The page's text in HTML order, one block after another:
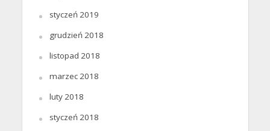
styczeń 2019
grudzień 2018
listopad 2018
marzec 2018
luty 2018
styczeń 2018